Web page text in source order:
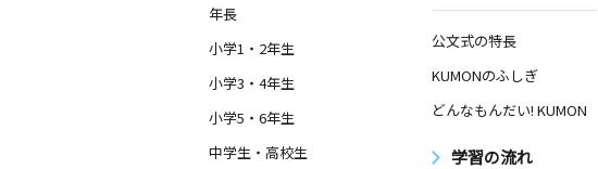
年長
小学1・2年生
小学3・4年生
小学5・6年生
中学生・高校生
公文式の特長
KUMONのふしぎ
どんなもんだい! KUMON
学習の流れ